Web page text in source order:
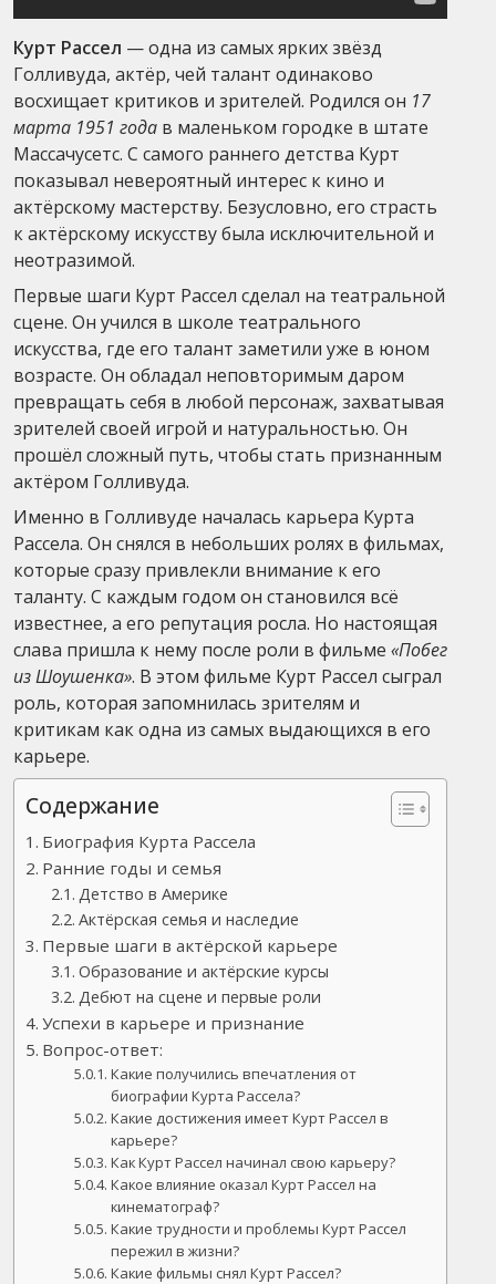
Курт Рассел — одна из самых ярких звёзд
Голливуда, актёр, чей талант одинаково
восхищает критиков и зрителей. Родился он 17
марта 1951 года в маленьком городке в штате
Массачусетс. С самого раннего детства Курт
показывал невероятный интерес к кино и
актёрскому мастерству. Безусловно, его страсть
к актёрскому искусству была исключительной и
неотразимой.
Первые шаги Курт Рассел сделал на театральной
сцене. Он учился в школе театрального
искусства, где его талант заметили уже в юном
возрасте. Он обладал неповторимым даром
превращать себя в любой персонаж, захватывая
зрителей своей игрой и натуральностью. Он
прошёл сложный путь, чтобы стать признанным
актёром Голливуда.
Именно в Голливуде началась карьера Курта
Рассела. Он снялся в небольших ролях в фильмах,
которые сразу привлекли внимание к его
таланту. С каждым годом он становился всё
известнее, а его репутация росла. Но настоящая
слава пришла к нему после роли в фильме «Побег
из Шоушенка». В этом фильме Курт Рассел сыграл
роль, которая запомнилась зрителям и
критикам как одна из самых выдающихся в его
карьере.
Содержание
Биография Курта Рассела
Ранние годы и семья
Детство в Америке
Актёрская семья и наследие
Первые шаги в актёрской карьере
Образование и актёрские курсы
Дебют на сцене и первые роли
Успехи в карьере и признание
Вопрос-ответ:
Какие получились впечатления от
биографии Курта Рассела?
Какие достижения имеет Курт Рассел в
карьере?
Как Курт Рассел начинал свою карьеру?
Какое влияние оказал Курт Рассел на
кинематограф?
Какие трудности и проблемы Курт Рассел
пережил в жизни?
Какие фильмы снял Курт Рассел?